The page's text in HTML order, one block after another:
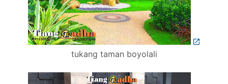
tukang taman boyolali